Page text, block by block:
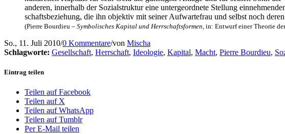
ande­ren, inner­halb der Sozi­al­struk­tur eine unter­ge­ord­ne­te Stel­lung
schafts­be­zie­hung, die ihn objek­tiv mit sei­ner Auf­war­te­frau und selbst noch
(Pierre Bour­dieu – Sym­bo­li­sches Kapi­tal und Herr­schafts­for­men , in: Ent­wurf einer Theo­rie
So., 11. Juli 2010/0 Kommentare/von Mischa
Schlagworte: Gesellschaft, Herrschaft, Ideologie, Kapital, Macht, Pierre Bourdieu,
Eintrag teilen
Teilen auf Facebook
Teilen auf X
Teilen auf WhatsApp
Teilen auf Tumblr
Per E-Mail teilen